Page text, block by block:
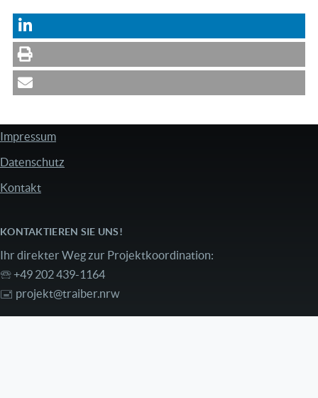
FUSSZEILE
Impressum
Datenschutz
Kontakt
KONTAKTIEREN SIE UNS!
Ihr direkter Weg zur Projektkoordination:
🕾 +49 202 439-1164
🖃 projekt@traiber.nrw